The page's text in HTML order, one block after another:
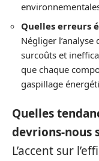
Quelles erreurs
Négliger
surcoûts et
que chaque
gaspillage
Quelles
devrions-nous
L’accent sur